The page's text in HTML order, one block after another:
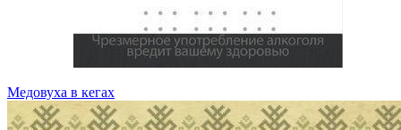
Медовуха в кегах